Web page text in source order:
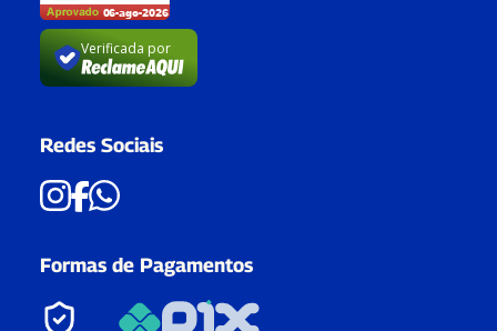
Verificada por
Redes Sociais
Formas de Pagamentos